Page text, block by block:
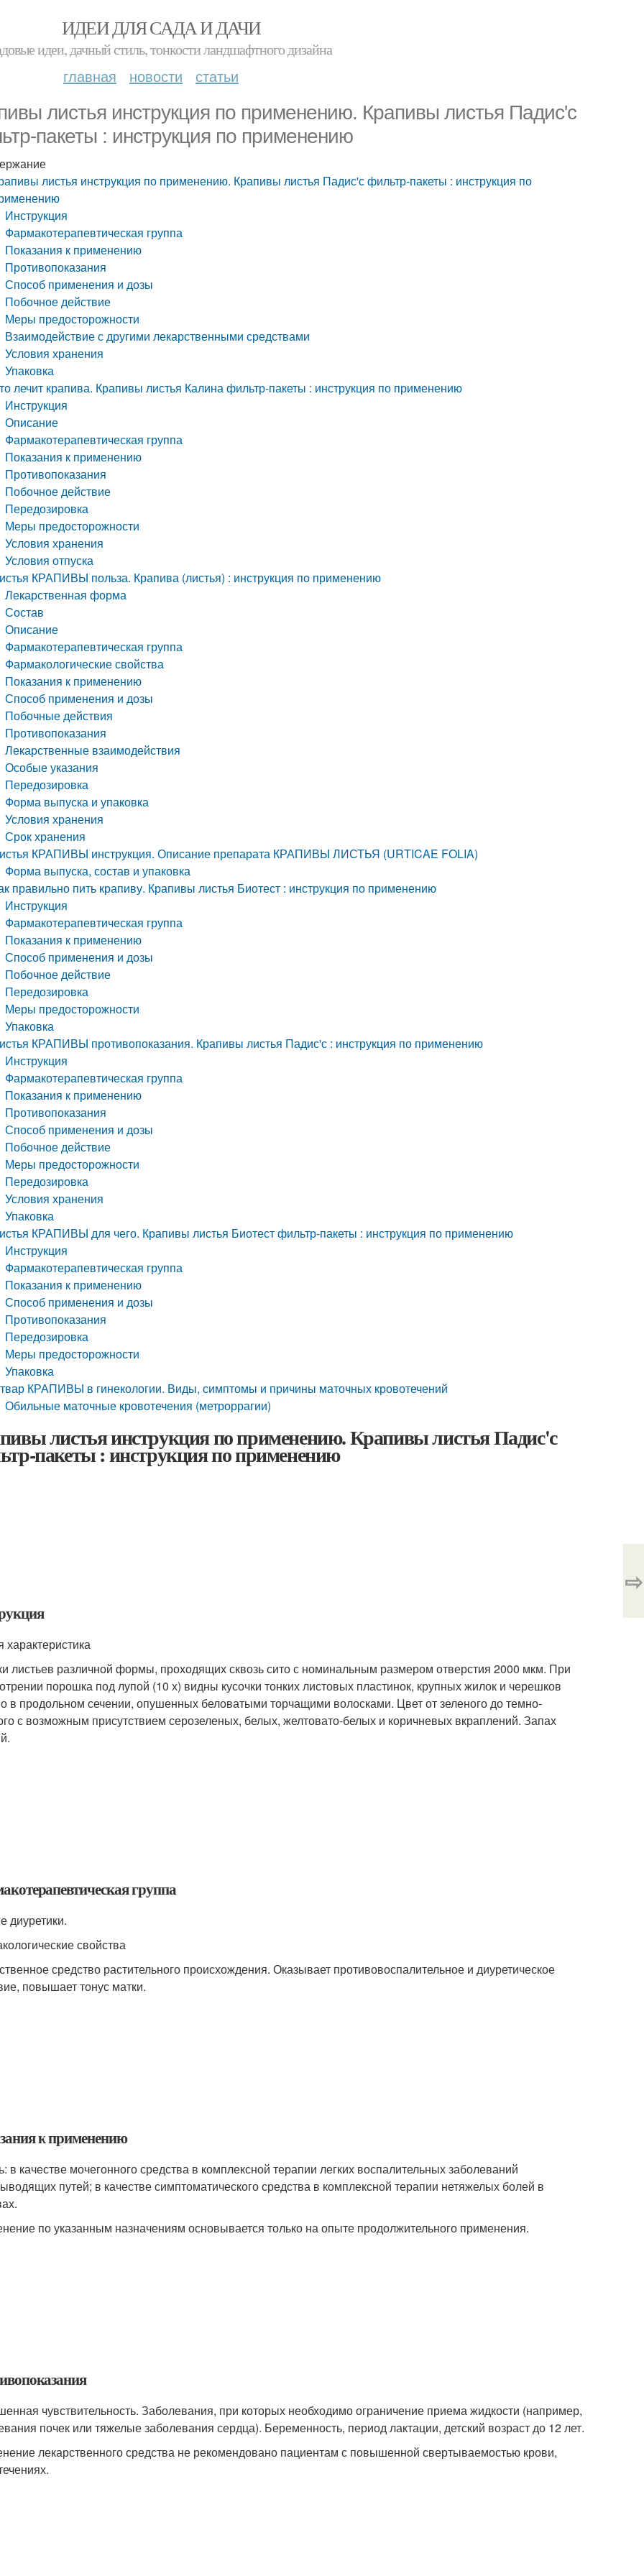
ИДЕИ ДЛЯ САДА И ДАЧИ
идеи, дачный стиль, тонкости ландшафтного дизайна
главная новости статьи
листья инструкция по применению. Крапивы листья Падис'с
пакеты : инструкция по применению
листья инструкция по применению. Крапивы листья Падис'с фильтр-пакеты : инструкция по
Инструкция
Фармакотерапевтическая группа
Показания к применению
Противопоказания
Способ применения и дозы
Побочное действие
Меры предосторожности
Взаимодействие с другими лекарственными средствами
Условия хранения
Упаковка
лечит крапива. Крапивы листья Калина фильтр-пакеты : инструкция по применению
Инструкция
Описание
Фармакотерапевтическая группа
Показания к применению
Противопоказания
Побочное действие
Передозировка
Меры предосторожности
Условия хранения
Условия отпуска
КРАПИВЫ польза. Крапива (листья) : инструкция по применению
Лекарственная форма
Состав
Описание
Фармакотерапевтическая группа
Фармакологические свойства
Показания к применению
Способ применения и дозы
Побочные действия
Противопоказания
Лекарственные взаимодействия
Особые указания
Передозировка
Форма выпуска и упаковка
Условия хранения
Срок хранения
КРАПИВЫ инструкция. Описание препарата КРАПИВЫ ЛИСТЬЯ (URTICAE FOLIA)
Форма выпуска, состав и упаковка
правильно пить крапиву. Крапивы листья Биотест : инструкция по применению
Инструкция
Фармакотерапевтическая группа
Показания к применению
Способ применения и дозы
Побочное действие
Передозировка
Меры предосторожности
Упаковка
КРАПИВЫ противопоказания. Крапивы листья Падис'с : инструкция по применению
Инструкция
Фармакотерапевтическая группа
Показания к применению
Противопоказания
Способ применения и дозы
Побочное действие
Меры предосторожности
Передозировка
Условия хранения
Упаковка
КРАПИВЫ для чего. Крапивы листья Биотест фильтр-пакеты : инструкция по применению
Инструкция
Фармакотерапевтическая группа
Показания к применению
Способ применения и дозы
Противопоказания
Передозировка
Меры предосторожности
Упаковка
КРАПИВЫ в гинекологии. Виды, симптомы и причины маточных кровотечений
Обильные маточные кровотечения (метроррагии)
листья инструкция по применению. Крапивы листья Падис'с
пакеты : инструкция по применению
листьев различной формы, проходящих сквозь сито с номинальным размером отверстия 2000 мкм. При
порошка под лупой (10 х) видны кусочки тонких листовых пластинок, крупных жилок и черешков
в продольном сечении, опушенных беловатыми торчащими волосками. Цвет от зеленого до темно-
с возможным присутствием серозеленых, белых, желтовато-белых и коричневых вкраплений. Запах
группа
диуретики.
свойства
средство растительного происхождения. Оказывает противовоспалительное и диуретическое
повышает тонус матки.
к применению
в качестве мочегонного средства в комплексной терапии легких воспалительных заболеваний
путей; в качестве симптоматического средства в комплексной терапии нетяжелых болей в
по указанным назначениям основывается только на опыте продолжительного применения.
чувствительность. Заболевания, при которых необходимо ограничение приема жидкости (например,
почек или тяжелые заболевания сердца). Беременность, период лактации, детский возраст до 12 лет.
лекарственного средства не рекомендовано пациентам с повышенной свертываемостью крови,
⇨